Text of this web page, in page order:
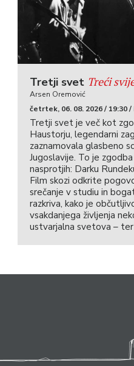
Tretji svet Treći
Arsen Oremović
četrtek, 06. 08. 2026 / 19:30
Tretji svet je več kot
Haustorju, legendarni
zaznamovala glasbeno
Jugoslavije. To je
nasprotjih: Darku
Film skozi odkrite
srečanje v studiu in
razkriva, kako je
vsakdanjega življenja
ustvarjalna svetova –